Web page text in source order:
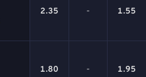
2.35 - 1.55
1.80 - 1.95